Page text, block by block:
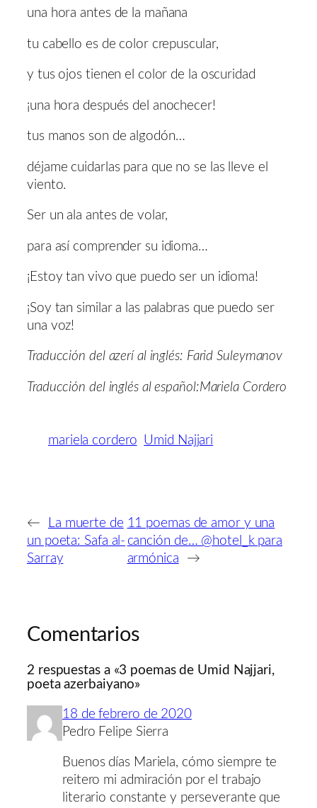
una hora antes de la mañana
tu cabello es de color crepuscular,
y tus ojos tienen el color de la oscuridad
¡una hora después del anochecer!
tus manos son de algodón…
déjame cuidarlas para que no se las lleve el
viento.
Ser un ala antes de volar,
para así comprender su idioma…
¡Estoy tan vivo que puedo ser un idioma!
¡Soy tan similar a las palabras que puedo ser
una voz!
Traducción del azerí al inglés: Farid Suleymanov
Traducción del inglés al español:Mariela Cordero
mariela cordero Umid Najjari
←
La muerte de
un poeta: Safa al-
Sarray
11 poemas de amor y una
canción de… @hotel_k para
armónica
→
Comentarios
2 respuestas a «3 poemas de Umid Najjari,
poeta azerbaiyano»
18 de febrero de 2020
Pedro Felipe Sierra
Buenos días Mariela, cómo siempre te
reitero mi admiración por el trabajo
literario constante y perseverante que